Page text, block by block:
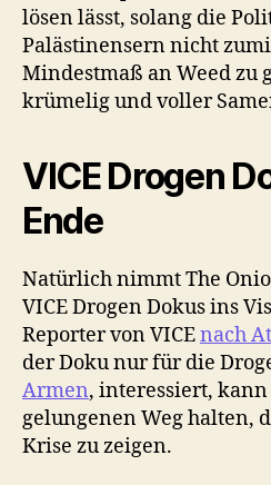
lösen lässt, solang die
Palästinensern nicht
Mindestmaß an Weed zu
krümelig und voller
VICE Drogen
Ende
Natürlich nimmt The
VICE Drogen Dokus ins
Reporter von VICEnach
der Doku nur für die
Armen, interessiert,
gelungenen Weg halten,
Krise zu zeigen.